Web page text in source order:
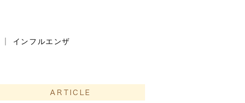
インフルエンザ
ARTICLE